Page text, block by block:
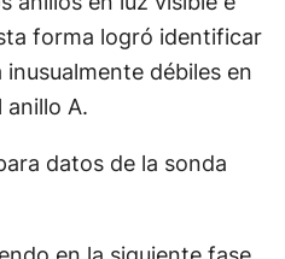
forma logró identificar
débiles en
A.